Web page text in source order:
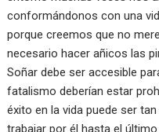
conformándonos con una
porque creemos que no
necesario hacer añicos las
Soñar debe ser accesible
fatalismo deberían estar
éxito en la vida puede ser
trabajar por él hasta el